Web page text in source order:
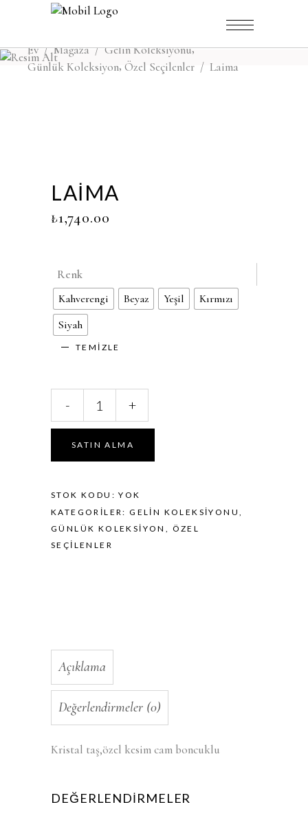
Ev/Mağaza/Gelin Koleksiyonu,
Günlük Koleksiyon, Özel Seçilenler / Laima
LAIMA
₺1,740.00
Renk
Kahverengi Beyaz Yeşil
Kırmızı
Siyah
TEMIZLE
- +
SATIN ALMA
STOK KODU:YOK
KATEGORILER:GELIN KOLEKSIYONU,
GÜNLÜK KOLEKSIYON , ÖZEL
SEÇILENLER
Açıklama
Değerlendirmeler (0)
Kristal taş,özel kesim cam boncuklu
DEĞERLENDIRMELER